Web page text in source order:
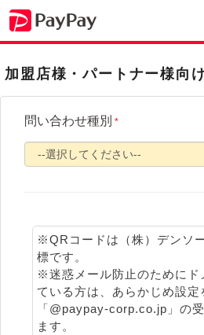
加盟店様・パートナー様向
問い合わせ種別 *
※QRコードは（株）デンソ
標です。
※迷惑メール防止のためにド
ている方は、あらかじめ設定
「@paypay-corp.co.jp」の
ます。